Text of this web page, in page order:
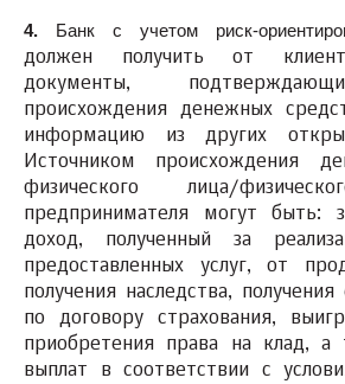
4. Банк с учетом риск-
должен получить от
документы,
происхождения денежных
информацию из других
Источником происхождения
физического лица/
предпринимателя могут быть:
доход, полученный за
предоставленных услуг, от
получения наследства,
по договору страхования,
приобретения права на клад, а
выплат в соответствии с